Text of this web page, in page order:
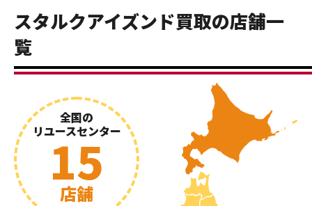
スタルクアイズンド買取の店舗一
覧
全国の
リユースセンター
15
店舗